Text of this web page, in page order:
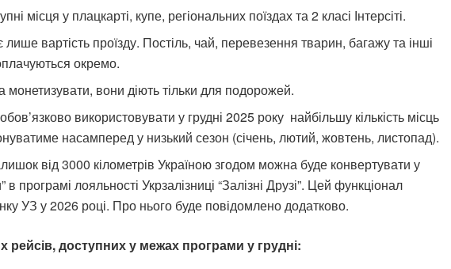
місця у плацкарті, купе, регіональних поїздах та 2 класі Інтерсіті.
вартість проїзду. Постіль, чай, перевезення тварин, багажу та інші
окремо.
монетизувати, вони діють тільки для подорожей.
використовувати у грудні 2025 року найбільшу кількість місць
насамперед у низький сезон (січень, лютий, жовтень, листопад).
від 3000 кілометрів Україною згодом можна буде конвертувати у
в програмі лояльності Укрзалізниці “Залізні Друзі”. Цей функціонал
УЗ у 2026 році. Про нього буде повідомлено додатково.
рейсів, доступних у межах програми у грудні: